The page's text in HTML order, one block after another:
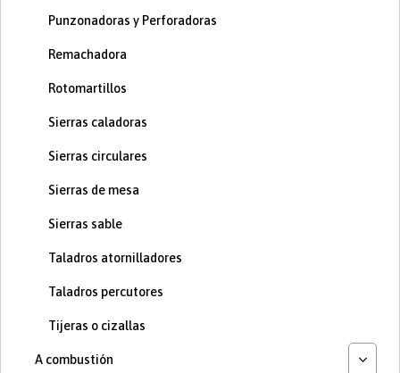
Punzonadoras y Perforadoras
Remachadora
Rotomartillos
Sierras caladoras
Sierras circulares
Sierras de mesa
Sierras sable
Taladros atornilladores
Taladros percutores
Tijeras o cizallas
A combustión